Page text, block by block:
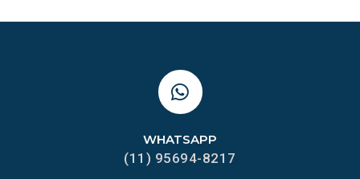
WHATSAPP
(11) 95694-8217